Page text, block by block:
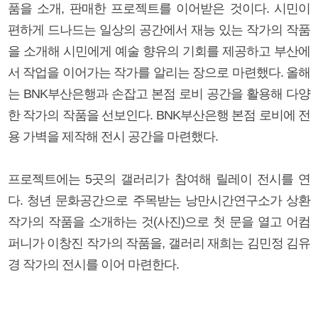
품을 소개, 판매한 프로젝트를 이어받은 것이다. 시민이
편하게 드나드는 일상의 공간에서 재능 있는 작가의 작품
을 소개해 시민에게 예술 향유의 기회를 제공하고 부산에
서 작업을 이어가는 작가를 알리는 장으로 마련했다. 올해
는 BNK부산은행과 손잡고 본점 로비 공간을 활용해 다양
한 작가의 작품을 선보인다. BNK부산은행 본점 로비에 전
용 가벽을 제작해 전시 공간을 마련했다.
프로젝트에는 5곳의 갤러리가 참여해 릴레이 전시를 연
다. 청년 문화공간으로 주목받는 낭만시간연구소가 상환
작가의 작품을 소개하는 것(사진)으로 첫 문을 열고 어컴
퍼니가 이창진 작가의 작품을, 갤러리 재희는 김민정 김유
경 작가의 전시를 이어 마련한다.